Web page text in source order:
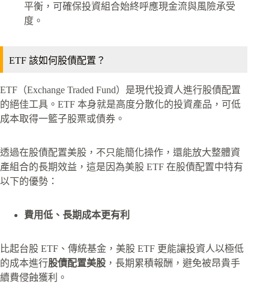
平衡，可確保投資組合始終呼應現金流與風險承受
度。
ETF 該如何股債配置？
ETF（Exchange Traded Fund）是現代投資人進行股債配置
的絕佳工具。ETF 本身就是高度分散化的投資產品，可低
成本取得一籃子股票或債券。
透過在股債配置美股，不只能簡化操作，還能放大整體資
產組合的長期效益，這是因為美股 ETF 在股債配置中特有
以下的優勢：
費用低、長期成本更有利
比起台股 ETF、傳統基金，美股 ETF 更能讓投資人以極低
的成本進行股債配置美股 ，長期累積報酬，避免被昂貴手
續費侵蝕獲利。